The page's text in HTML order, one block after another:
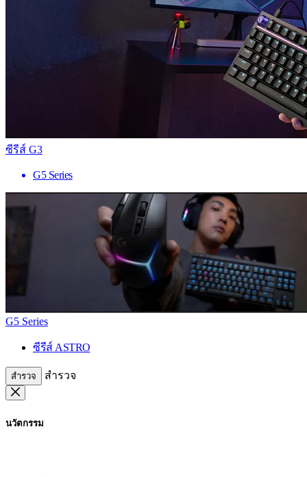
ซีรีส์ G3
G5 Series
G5 Series
ซีรีส์ ASTRO
สำรวจ สำรวจ
นวัตกรรม